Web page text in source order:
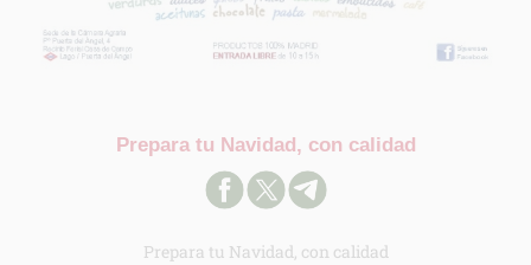
Prepara tu Navidad, con calidad
Prepara tu Navidad, con calidad
INFORMACION SOBRE LA PROTECCIÓN DE TUS DATOS
Responsable:
Legitimación:
Destinatarios: